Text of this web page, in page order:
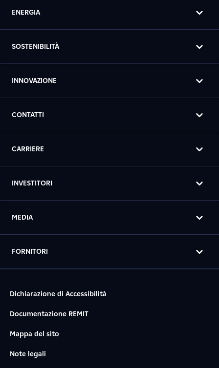
ENERGIA
SOSTENIBILITÀ
INNOVAZIONE
CONTATTI
CARRIERE
INVESTITORI
MEDIA
FORNITORI
Dichiarazione di Accessibilità
Documentazione REMIT
Mappa del sito
Note legali